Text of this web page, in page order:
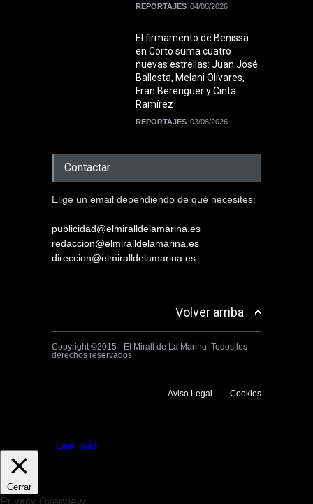
REPORTAJES 04/08/2026
El firmamento de Benissa
en Corto suma cuatro
nuevas estrellas: Juan José
Ballesta, Melani Olivares,
Fran Berenguer y Cinta
Ramírez
REPORTAJES 03/08/2026
Contactar
Elige un email dependiendo de què necesites:
publicidad@elmiralldelamarina.es
redaccion@elmiralldelamarina.es
direccion@elmiralldelamarina.es
Volver arriba
Copyright ©2015 - El Mirall de La Marina. Todos los
derechos reservados.
Aviso Legal Cookies
Leer más
Cerrar